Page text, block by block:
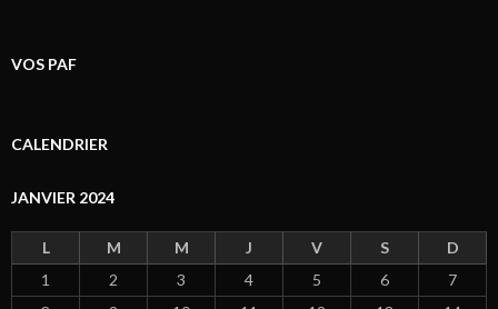
VOS PAF
CALENDRIER
JANVIER 2024
L M M J V S
D
1
2 3 4 5 6
7